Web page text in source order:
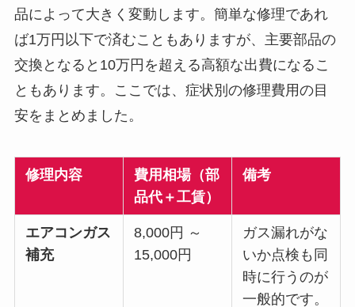
品によって大きく変動します。簡単な修理であれ
ば1万円以下で済むこともありますが、主要部品の
交換となると10万円を超える高額な出費になるこ
ともあります。ここでは、症状別の修理費用の目
安をまとめました。
修理内容
費用相場（部
品代＋工賃）
備考
エアコンガス
補充
8,000円 ～
15,000円
ガス漏れがな
いか点検も同
時に行うのが
一般的です。